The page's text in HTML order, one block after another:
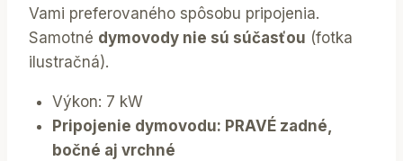
Vami preferovaného spôsobu pripojenia.
Samotné dymovody nie sú súčasťou (fotka
ilustračná).
Výkon: 7 kW
Pripojenie dymovodu: PRAVÉ zadné,
bočné aj vrchné